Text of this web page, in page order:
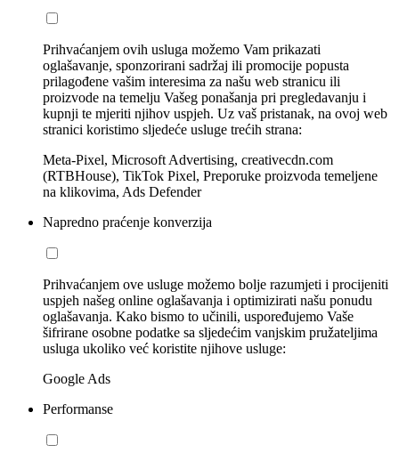
Prihvaćanjem ovih usluga možemo Vam prikazati
oglašavanje, sponzorirani sadržaj ili promocije popusta
prilagođene vašim interesima za našu web stranicu ili
proizvode na temelju Vašeg ponašanja pri pregledavanju i
kupnji te mjeriti njihov uspjeh. Uz vaš pristanak, na ovoj web
stranici koristimo sljedeće usluge trećih strana:
Meta-Pixel, Microsoft Advertising, creativecdn.com
(RTBHouse), TikTok Pixel, Preporuke proizvoda temeljene
na klikovima, Ads Defender
Napredno praćenje konverzija
Prihvaćanjem ove usluge možemo bolje razumjeti i procijeniti
uspjeh našeg online oglašavanja i optimizirati našu ponudu
oglašavanja. Kako bismo to učinili, uspoređujemo Vaše
šifrirane osobne podatke sa sljedećim vanjskim pružateljima
usluga ukoliko već koristite njihove usluge:
Google Ads
Performanse